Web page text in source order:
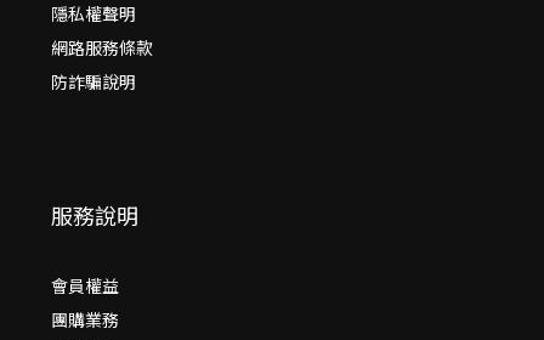
隱私權聲明
網路服務條款
防詐騙說明
服務說明
會員權益
團購業務